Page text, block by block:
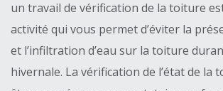
un travail de vérification de la toiture
activité qui vous permet d’éviter la
et l’infiltration d’eau sur la toiture
hivernale. La vérification de l’état de la